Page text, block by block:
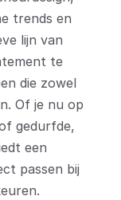
trends en
lijn van
te
die zowel
Of je nu op
gedurfde,
een
passen bij